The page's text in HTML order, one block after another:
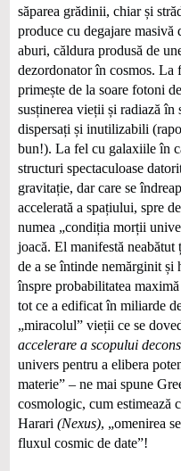
săparea grădinii, chiar și
produce cu degajare masivă
aburi, căldura produsă de
dezordonator în cosmos. La
primește de la soare fotoni
susținerea vieții și radiază
dispersați și inutilizabili
bun!). La fel cu galaxiile în
structuri spectaculoase
gravitație, dar care se
accelerată a spațiului, spre
numea „condiția morții
joacă. El manifestă
de a se întinde nemărginit
înspre probabilitatea
tot ce a edificat în miliarde
„miracolul” vieții ce se
accelerare a scopului
univers pentru a elibera
materie” – ne mai spune
cosmologic, cum estimează
Harari (Nexus), „omenirea
fluxul cosmic de date”!